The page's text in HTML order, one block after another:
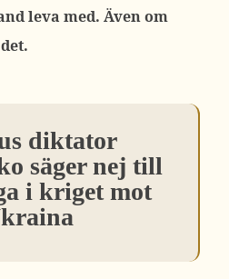
leva med. Även om
diktator
säger nej till
i kriget mot